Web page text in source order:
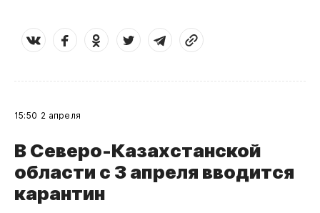
15:50 2 апреля
В Северо-Казахстанской
области с 3 апреля вводится
карантин